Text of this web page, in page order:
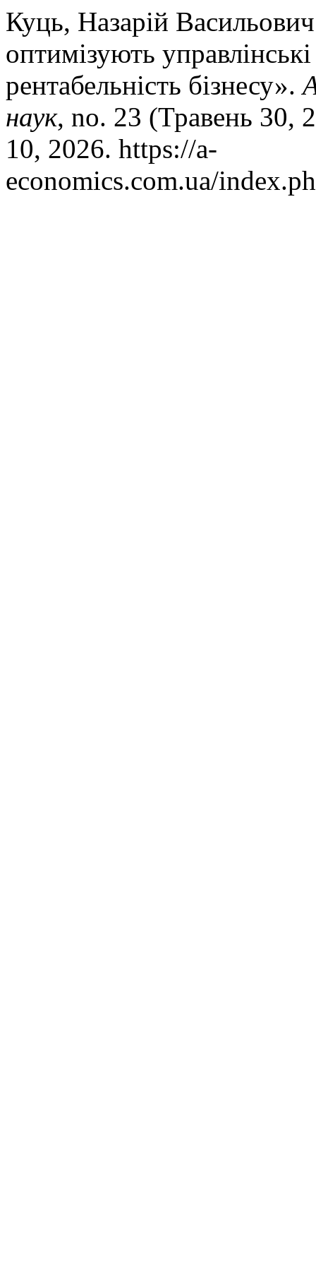
Куць, Назарій
оптимізують
рентабельність бізнесу».
наук, no. 23 (Травень 30,
10, 2026. https://a-
economics.com.ua/